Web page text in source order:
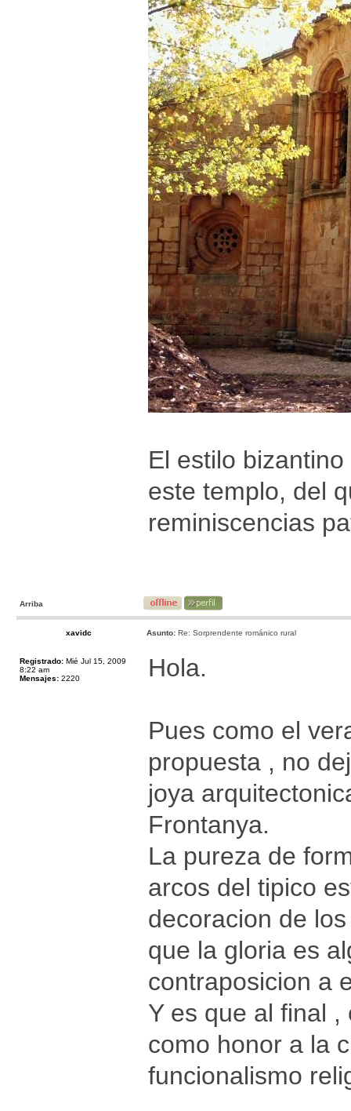
El estilo
este templo, del
reminiscencias
Arriba
xavidc Asunto: Re: Sorprendente románico rural
Registrado: Mié Jul 15, 2009
8:22 am
Mensajes: 2220 Hola.
Pues como el
propuesta , no
joya
Frontanya.
La pureza de
arcos del tipico
decoracion de
que la gloria es
contraposicion a
Y es que al final
como honor a la
funcionalismo